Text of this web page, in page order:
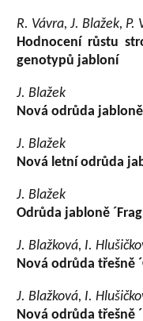
R. Vávra, J. Blažek, P.
Hodnocení růstu
genotypů jabloní
J. Blažek
Nová odrůda jabloně
J. Blažek
Nová letní odrůda
J. Blažek
Odrůda jabloně
J. Blažková, I.
Nová odrůda třešně
J. Blažková, I.
Nová odrůda třešně